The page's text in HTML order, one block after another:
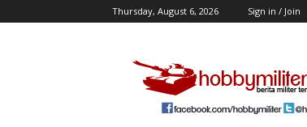
Thursday, August 6, 2026 Sign in / Join